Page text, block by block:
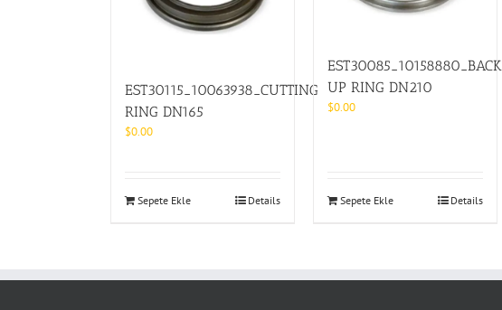
EST30115_10063938_CUTTING
RING DN165
$0.00
Sepete Ekle Details
EST30085_10158880_BACK
UP RING DN210
$0.00
Sepete Ekle Details